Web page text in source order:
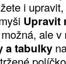
i
Upravit
ale
a tabulky